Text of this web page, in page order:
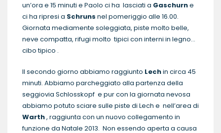
un’ora e 15 minuti e Paolo ci ha lasciati a Gaschurne
ci ha ripresi a Schruns nel pomeriggio alle 16.00.
Giornata mediamente soleggiata, piste molto belle,
neve compatta, rifugi molto tipici con interni in legno…
cibo tipico .
Il secondo giorno abbiamo raggiunto Lechin circa 45
minuti. Abbiamo parcheggiato alla partenza della
seggiovia Schlosskopf e pur con la giornata nevosa
abbiamo potuto sciare sulle piste di Lech e nell’area di
Warth, raggiunta con un nuovo collegamento in
funzione da Natale 2013. Non essendo aperta a causa